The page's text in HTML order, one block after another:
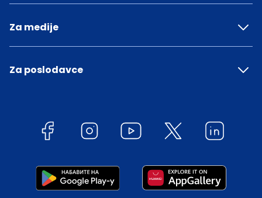
Za medije
Za poslodavce